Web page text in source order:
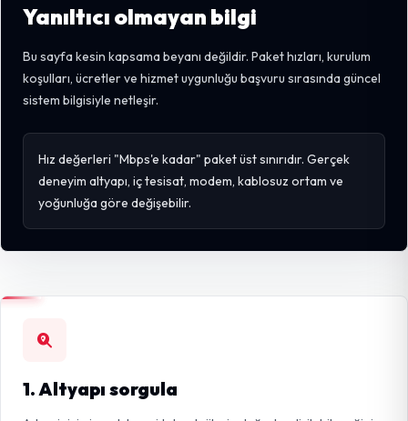
Yanıltıcı olmayan bilgi
Bu sayfa kesin kapsama beyanı değildir. Paket hızları, kurulum
koşulları, ücretler ve hizmet uygunluğu başvuru sırasında güncel
sistem bilgisiyle netleşir.
Hız değerleri "Mbps'e kadar" paket üst sınırıdır. Gerçek
deneyim altyapı, iç tesisat, modem, kablosuz ortam ve
yoğunluğa göre değişebilir.
1. Altyapı sorgula